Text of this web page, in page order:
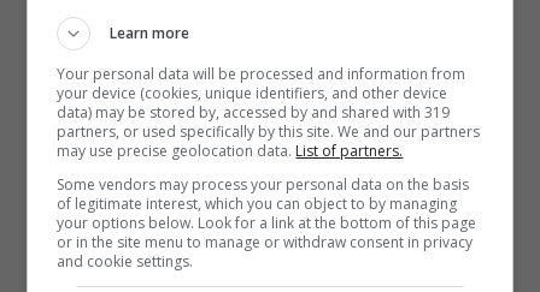
Ora Juventus e Inter si potrebbero
nuovamente fronteggiare per acquisire le
Winsley Boteli, classe 2006,. attaccante di
origini congolesi. Di proprietà del
Learn more
Your personal data will be processed and information from
your device (cookies, unique identifiers, and other device
data) may be stored by, accessed by and shared with 319
partners, or used specifically by this site. We and our partners
may use precise geolocation data. List of partners.
Some vendors may process your personal data on the basis
of legitimate interest, which you can object to by managing
your options below. Look for a link at the bottom of this page
or in the site menu to manage or withdraw consent in privacy
and cookie settings.